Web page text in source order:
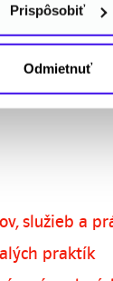
Prispôsobiť
Odmietnuť
služieb a
praktík